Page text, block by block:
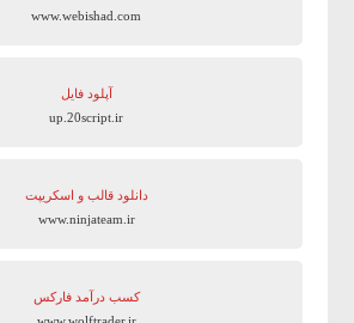
www.webishad.com
آپلود فایل
up.20script.ir
دانلود قالب و اسکریپت
www.ninjateam.ir
کسب درآمد فارکس